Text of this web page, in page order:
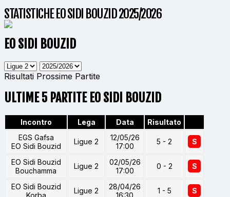
STATISTICHE EO SIDI BOUZID 2025/2026
EO SIDI BOUZID
Risultati Prossime Partite
ULTIME 5 PARTITE EO SIDI BOUZID
Incontro Lega Data
Risultato
EGS Gafsa
EO Sidi Bouzid
Ligue 2
12/05/26
17:00
5 - 2 S
EO Sidi Bouzid
Bouchamma
Ligue 2
02/05/26
17:00
0 - 2 S
EO Sidi Bouzid
Ligue 2
28/04/26
1 - 5 S